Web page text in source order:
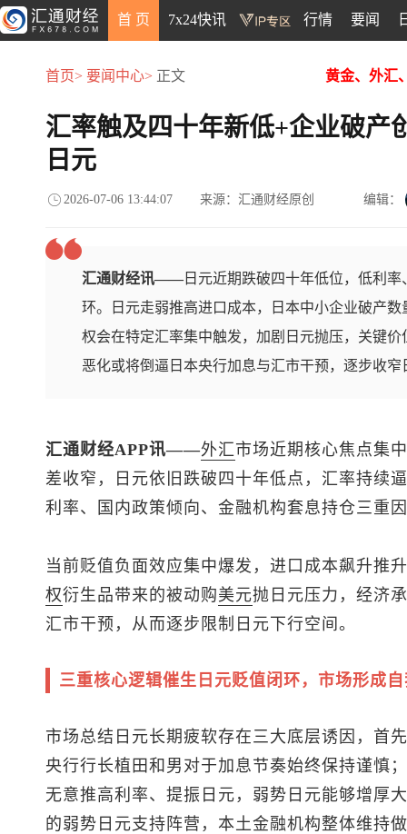
首 页 7x24快讯 行情 要闻
首页> 要闻中心> 正文 黄金、外汇
汇率触及四十年新低+企业破产
日元
2026-07-06 13:44:07 来源：汇通财经原创 编辑：
汇通财经讯—— 日元近期跌破四十年低位，低利
环。日元走弱推高进口成本，日本中小企业破产
权会在特定汇率集中触发，加剧日元抛压，关键价
恶化或将倒逼日本央行加息与汇市干预，逐步收窄
汇通财经APP讯——外汇市场近期核心焦点集
差收窄，日元依旧跌破四十年低点，汇率持续
利率、国内政策倾向、金融机构套息持仓三重
当前贬值负面效应集中爆发，进口成本飙升推
权衍生品带来的被动购美元抛日元压力，经济
汇市干预，从而逐步限制日元下行空间。
三重核心逻辑催生日元贬值闭环，市场形成
市场总结日元长期疲软存在三大底层诱因，首
央行行长植田和男对于加息节奏始终保持谨慎
无意推高利率、提振日元，弱势日元能够增厚
的弱势日元支持阵营，本土金融机构整体维持